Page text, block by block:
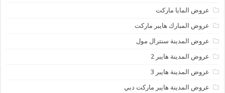
عروض المايا ماركت
عروض المبارك هايبر ماركت
عروض المدينة سنترال مول
عروض المدينة هايبر 2
عروض المدينة هايبر 3
عروض المدينة هايبر ماركت دبي